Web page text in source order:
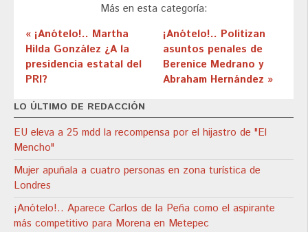
Más en esta categoría:
« ¡Anótelo!.. Martha
Hilda González ¿A la
presidencia estatal del
PRI?
¡Anótelo!.. Politizan
asuntos penales de
Berenice Medrano y
Abraham Hernández »
LO ÚLTIMO DE REDACCIÓN
EU eleva a 25 mdd la recompensa por el hijastro de "El
Mencho"
Mujer apuñala a cuatro personas en zona turística de
Londres
¡Anótelo!.. Aparece Carlos de la Peña como el aspirante
más competitivo para Morena en Metepec